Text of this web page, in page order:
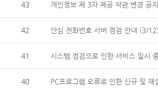
43 개인정보 제 3자 제공 약관 변경 공지
42 안심 전화번호 서버 점검 안내 (3/12)
41 시스템 점검으로 인한 서비스 일시
40 PC프로그램 오류로 인한 신규 및 재